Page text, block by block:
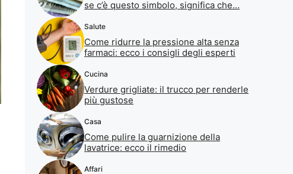
se c’è questo simbolo, significa che…
Salute
Come ridurre la pressione alta senza
farmaci: ecco i consigli degli esperti
Cucina
Verdure grigliate: il trucco per renderle
più gustose
Casa
Come pulire la guarnizione della
lavatrice: ecco il rimedio
Affari